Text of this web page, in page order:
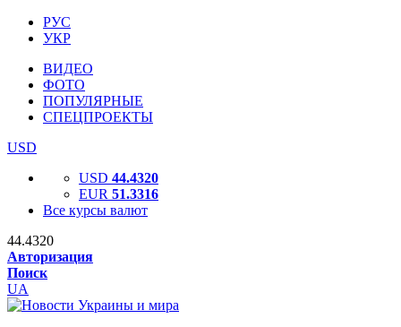
РУС
УКР
ВИДЕО
ФОТО
ПОПУЛЯРНЫЕ
СПЕЦПРОЕКТЫ
USD
USD 44.4320
EUR 51.3316
Все курсы валют
44.4320
Авторизация
Поиск
UA